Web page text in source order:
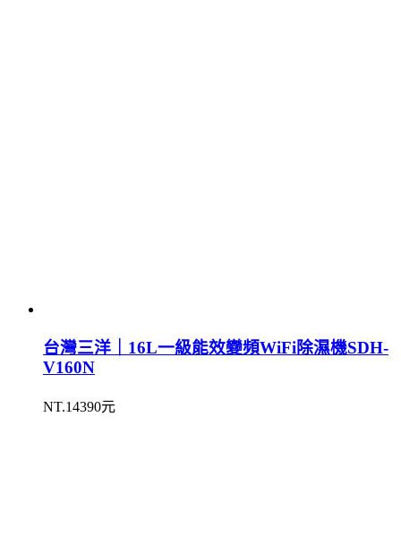
台灣三洋｜16L一級能效變頻WiFi除濕機SDH-
V160N
NT.14390元